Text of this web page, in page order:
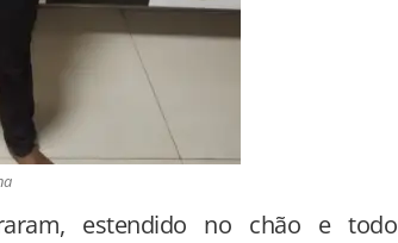
estendido no chão e todo